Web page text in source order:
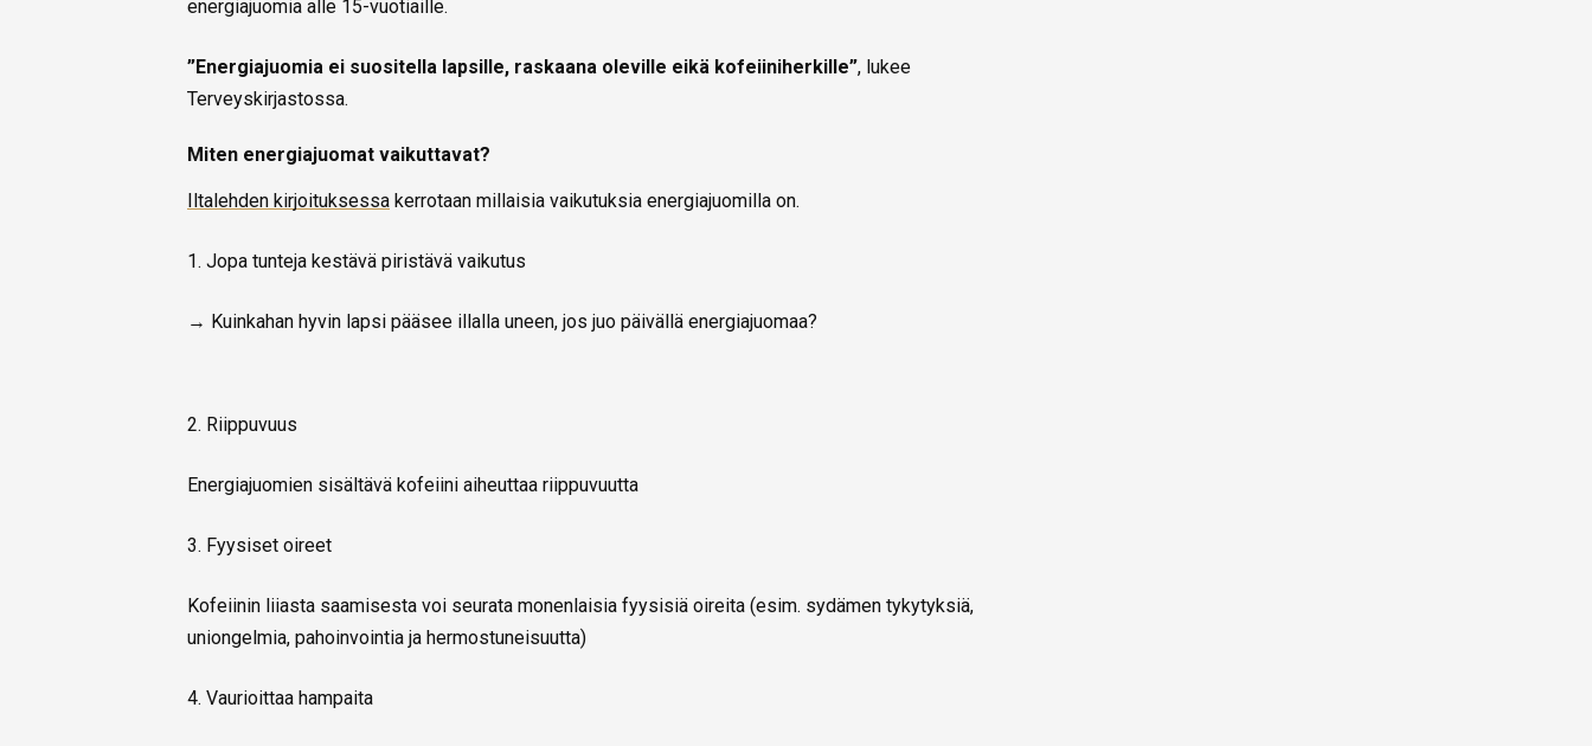
energiajuomia alle 15-vuotiaille.
”Energiajuomia ei suositella lapsille, raskaana oleville eikä kofeiiniherkille”, lukee
Terveyskirjastossa.
Miten energiajuomat vaikuttavat?
Iltalehden kirjoituksessa kerrotaan millaisia vaikutuksia energiajuomilla on.
1. Jopa tunteja kestävä piristävä vaikutus
→ Kuinkahan hyvin lapsi pääsee illalla uneen, jos juo päivällä energiajuomaa?
2. Riippuvuus
Energiajuomien sisältävä kofeiini aiheuttaa riippuvuutta
3. Fyysiset oireet
Kofeiinin liiasta saamisesta voi seurata monenlaisia fyysisiä oireita (esim. sydämen tykytyksiä,
uniongelmia, pahoinvointia ja hermostuneisuutta)
4. Vaurioittaa hampaita